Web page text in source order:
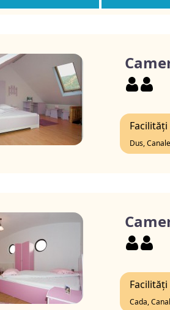
Facilități
Dus,
Facilități
Cada,